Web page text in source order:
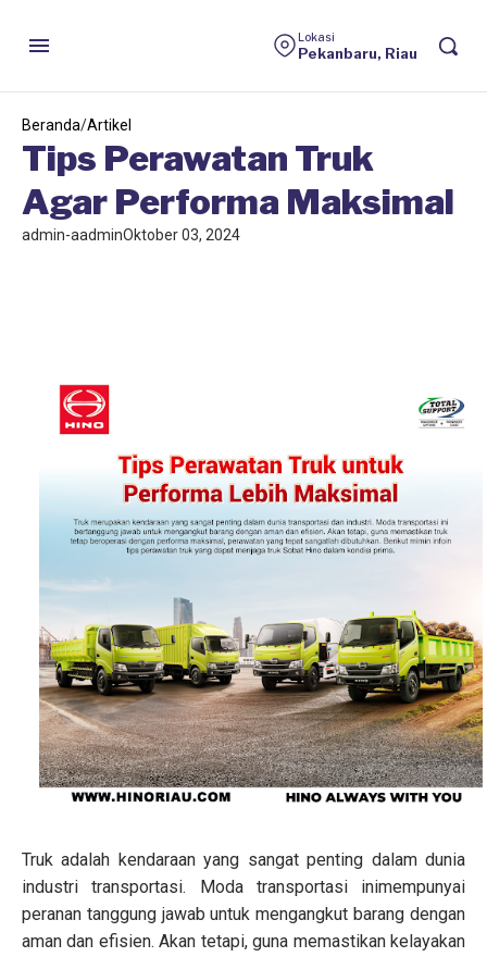
Lokasi
Pekanbaru, Riau
Beranda/Artikel
Tips Perawatan Truk
Agar Performa Maksimal
admin-aadminOktober 03, 2024
Truk adalah kendaraan yang sangat penting dalam dunia
industri transportasi. Moda transportasi inimempunyai
peranan tanggung jawab untuk mengangkut barang dengan
aman dan efisien. Akan tetapi, guna memastikan kelayakan